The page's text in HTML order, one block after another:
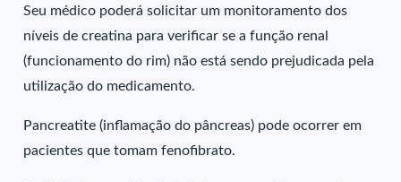
Seu médico poderá solicitar um monitoramento dos
níveis de creatina para verificar se a função renal
(funcionamento do rim) não está sendo prejudicada pela
utilização do medicamento.
Pancreatite (inflamação do pâncreas) pode ocorrer em
pacientes que tomam fenofibrato.